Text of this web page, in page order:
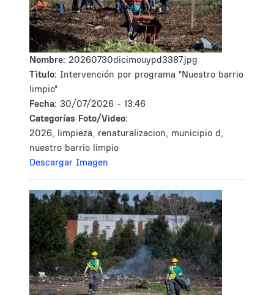
Nombre: 20260730dicimouypd3387.jpg
Tìtulo: Intervención por programa "Nuestro barrio
limpio"
Fecha: 30/07/2026 - 13:46
Categorías Foto/Video:
2026, limpieza, renaturalizacion, municipio d,
nuestro barrio limpio
Descargar Imagen